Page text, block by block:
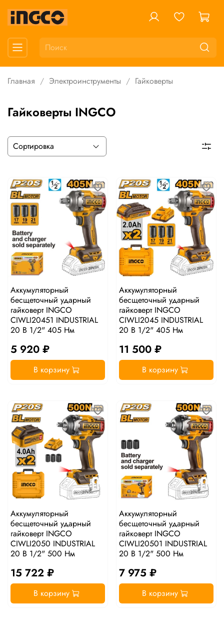
Главная Электроинструменты Гайковерты
Гайковерты INGCO
Аккумуляторный
бесщеточный ударный
гайковерт INGCO
CIWLI20451 INDUSTRIAL
20 В 1/2" 405 Нм
5 920 ₽
В корзину
Аккумуляторный
бесщеточный ударный
гайковерт INGCO
CIWLI2045 INDUSTRIAL
20 В 1/2" 405 Нм
11 500 ₽
В корзину
Аккумуляторный
бесщеточный ударный
гайковерт INGCO
CIWLI2050 INDUSTRIAL
20 В 1/2" 500 Нм
15 722 ₽
В корзину
Аккумуляторный
бесщеточный ударный
гайковерт INGCO
CIWLI20501 INDUSTRIAL
20 В 1/2" 500 Нм
7 975 ₽
В корзину